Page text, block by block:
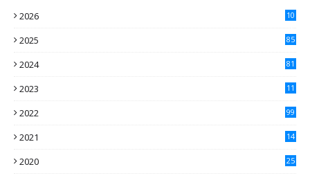
2026
10
2025 85
2024 81
2023
11
2022 99
2021
14
2020
25